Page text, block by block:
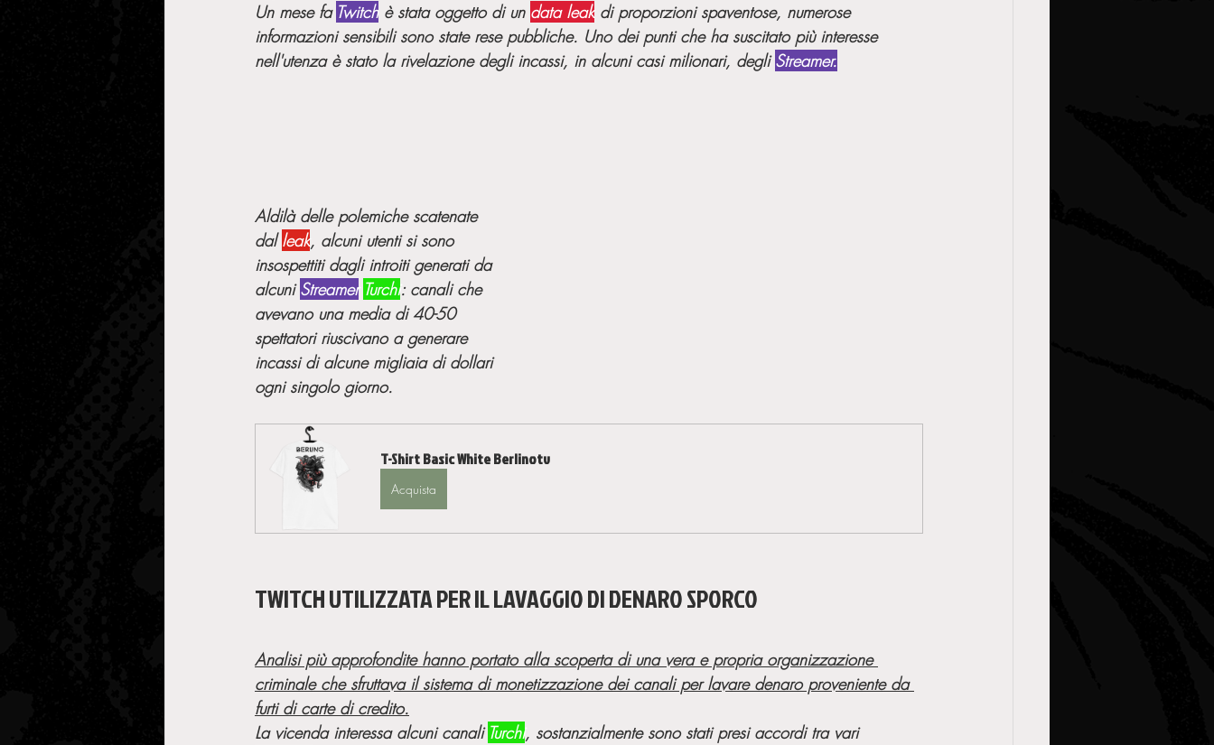
Un mese fa Twitch è stata oggetto di un data leak di proporzioni spaventose, numerose
informazioni sensibili sono state rese pubbliche. Uno dei punti che ha suscitato più interesse
nell'utenza è stato la rivelazione degli incassi, in alcuni casi milionari, degli Streamer.
Aldilà delle polemiche scatenate
dal leak, alcuni utenti si sono
insospettiti dagli introiti generati da
alcuni Streamer Turchi: canali che
avevano una media di 40-50
spettatori riuscivano a generare
incassi di alcune migliaia di dollari
ogni singolo giorno.
T-Shirt Basic White Berlinotv
Acquista
TWITCH UTILIZZATA PER IL LAVAGGIO DI DENARO SPORCO
Analisi più approfondite hanno portato alla scoperta di una vera e propria organizzazione
criminale che sfruttava il sistema di monetizzazione dei canali per lavare denaro proveniente da
furti di carte di credito.
La vicenda interessa alcuni canali Turchi, sostanzialmente sono stati presi accordi tra vari